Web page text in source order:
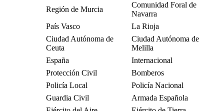
Región de Murcia
Comunidad Foral de
Navarra
País Vasco
La Rioja
Ciudad Autónoma de
Ceuta
Ciudad Autónoma de
Melilla
España
Internacional
Protección Civil
Bomberos
Policía Local
Policía Nacional
Guardia Civil
Armada Española